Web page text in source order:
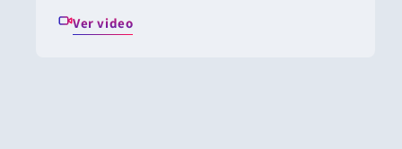
Ver video